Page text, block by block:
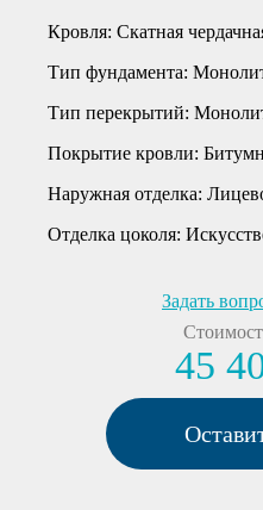
Кровля: Скатная
Тип фундамента:
Тип перекрытий:
Покрытие кровли:
Наружная отделка:
Отделка цоколя:
Задать
45